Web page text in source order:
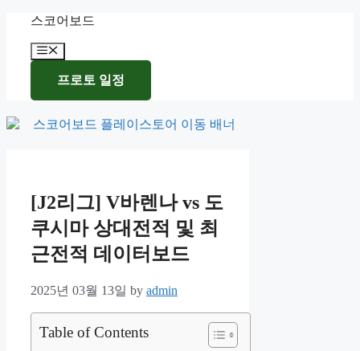
content
스코어보드
Menu
프로토 일정
[J2리그] V바렌나 vs 도
쿠시마 상대전적 및 최
근전적 데이터보드
2025년 03월 13일 by admin
Table of Contents